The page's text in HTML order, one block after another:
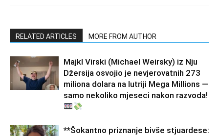
RELATED ARTICLES MORE FROM AUTHOR
Majkl Virski (Michael Weirsky) iz Nju
Džersija osvojio je nevjerovatnih 273
miliona dolara na lutriji Mega Millions —
samo nekoliko mjeseci nakon razvoda!
**Šokantno priznanje bivše stjuardese: